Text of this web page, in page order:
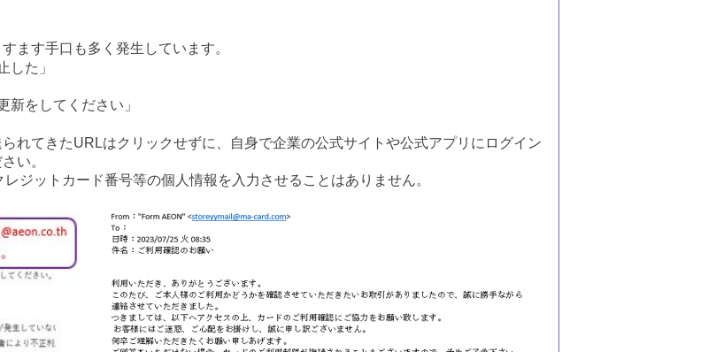
ます手口も多く発生しています。
した」
新をしてください」
れてきたURLはクリックせずに、自身で企業の公式サイトや公式アプリにログイン
い。
ジットカード番号等の個人情報を入力させることはありません。